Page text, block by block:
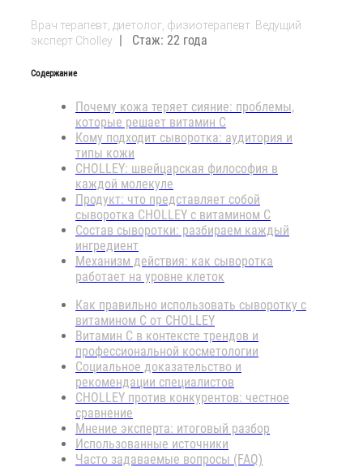
Врач терапевт, диетолог, физиотерапевт. Ведущий
эксперт Cholley
| Стаж: 22 года
Содержание
Почему кожа теряет сияние: проблемы,
которые решает витамин C
Кому подходит сыворотка: аудитория и
типы кожи
CHOLLEY: швейцарская философия в
каждой молекуле
Продукт: что представляет собой
сыворотка CHOLLEY с витамином C
Состав сыворотки: разбираем каждый
ингредиент
Механизм действия: как сыворотка
работает на уровне клеток
Как правильно использовать сыворотку с
витамином C от CHOLLEY
Витамин C в контексте трендов и
профессиональной косметологии
Социальное доказательство и
рекомендации специалистов
CHOLLEY против конкурентов: честное
сравнение
Мнение эксперта: итоговый разбор
Использованные источники
Часто задаваемые вопросы (FAQ)